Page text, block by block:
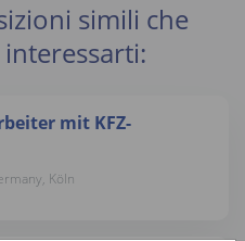
simili che
mit KFZ-
Köln